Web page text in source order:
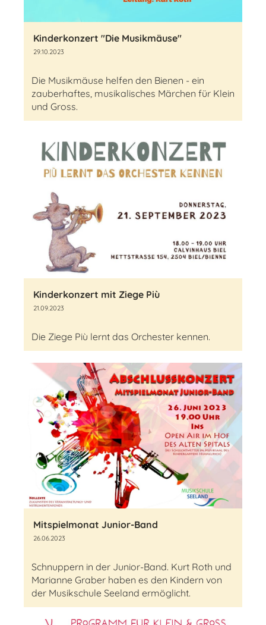
Kinderkonzert "Die Musikmäuse"
29.10.2023
Die Musikmäuse helfen den Bienen - ein
zauberhaftes, musikalisches Märchen für Klein
und Gross.
Kinderkonzert mit Ziege Più
21.09.2023
Die Ziege Più lernt das Orchester kennen.
Mitspielmonat Junior-Band
26.06.2023
Schnuppern in der Junior-Band. Kurt Roth und
Marianne Graber haben es den Kindern von
der Musikschule Seeland ermöglicht.